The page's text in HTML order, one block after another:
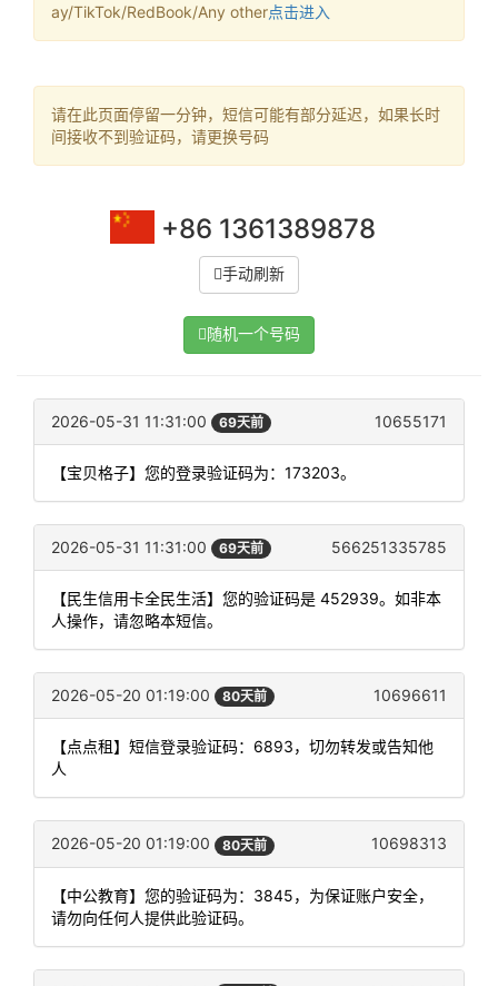
ay/TikTok/RedBook/Any other点击进入
请在此页面停留一分钟，短信可能有部分延迟，如果长时
间接收不到验证码，请更换号码
+86 1361389878
手动刷新
随机一个号码
2026-05-31 11:31:00 69天前 10655171
【宝贝格子】您的登录验证码为：173203。
2026-05-31 11:31:00 69天前 566251335785
【民生信用卡全民生活】您的验证码是 452939。如非本
人操作，请忽略本短信。
2026-05-20 01:19:00 80天前 10696611
【点点租】短信登录验证码：6893，切勿转发或告知他
人
2026-05-20 01:19:00 80天前 10698313
【中公教育】您的验证码为：3845，为保证账户安全，
请勿向任何人提供此验证码。